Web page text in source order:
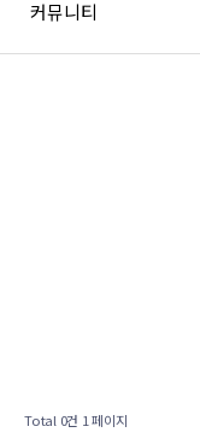
커뮤니티
Total 0건 1 페이지